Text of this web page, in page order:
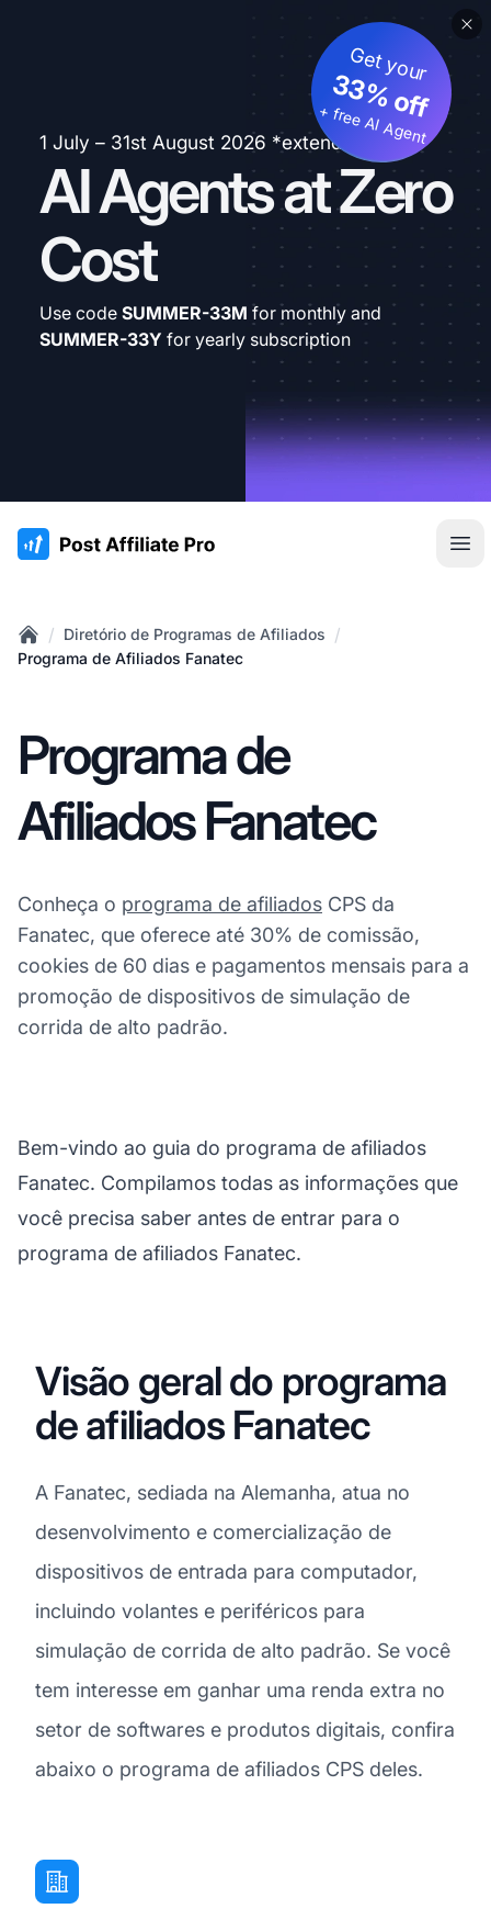
1 July – 31st August 2026 *extended
AI Agents at Zero
Cost
Get your
33% off
+ free AI Agent
Use code SUMMER-33M for monthly and
SUMMER-33Y for yearly subscription
:site.title
Home
/ Diretório de Programas de Afiliados /
Programa de Afiliados Fanatec
Programa de
Afiliados Fanatec
Conheça o programa de afiliados CPS da
Fanatec, que oferece até 30% de comissão,
cookies de 60 dias e pagamentos mensais para a
promoção de dispositivos de simulação de
corrida de alto padrão.
Bem-vindo ao guia do programa de afiliados
Fanatec. Compilamos todas as informações que
você precisa saber antes de entrar para o
programa de afiliados Fanatec.
Visão geral do programa
de afiliados Fanatec
A Fanatec, sediada na Alemanha, atua no
desenvolvimento e comercialização de
dispositivos de entrada para computador,
incluindo volantes e periféricos para
simulação de corrida de alto padrão. Se você
tem interesse em ganhar uma renda extra no
setor de softwares e produtos digitais, confira
abaixo o programa de afiliados CPS deles.